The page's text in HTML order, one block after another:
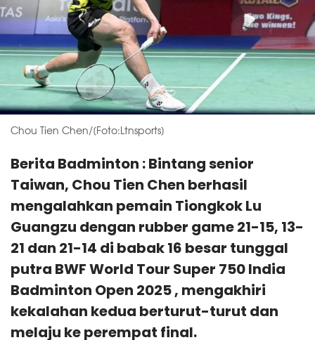
Chou Tien Chen/[Foto:Ltnsports]
Berita Badminton : Bintang senior
Taiwan, Chou Tien Chen berhasil
mengalahkan pemain Tiongkok Lu
Guangzu dengan rubber game 21-15, 13-
21 dan 21-14 di babak 16 besar tunggal
putra BWF World Tour Super 750 India
Badminton Open 2025 , mengakhiri
kekalahan kedua berturut-turut dan
melaju ke perempat final.